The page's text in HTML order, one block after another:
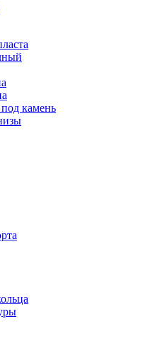
камень